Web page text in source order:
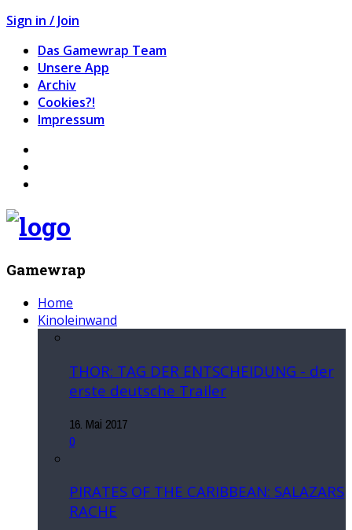
Sign in / Join
Das Gamewrap Team
Unsere App
Archiv
Cookies?!
Impressum
Gamewrap
Home
Kinoleinwand
THOR: TAG DER ENTSCHEIDUNG - der
erste deutsche Trailer
16. Mai 2017
0
PIRATES OF THE CARIBBEAN: SALAZARS
RACHE